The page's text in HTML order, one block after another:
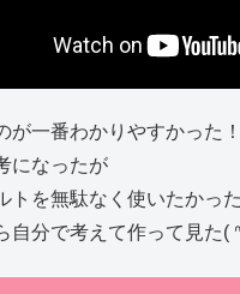
が一番わかりやすかった！
になったが
トを無駄なく使いたかっ
自分で考えて作って見た(